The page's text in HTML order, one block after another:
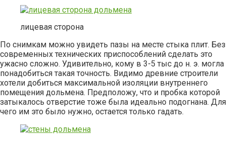
лицевая сторона
По снимкам можно увидеть пазы на месте стыка плит. Без
современных технических приспособлений сделать это
ужасно сложно. Удивительно, кому в 3-5 тыс до н. э. могла
понадобиться такая точность. Видимо древние строители
хотели добиться максимальной изоляции внутреннего
помещения дольмена. Предположу, что и пробка которой
затыкалось отверстие тоже была идеально подогнана. Для
чего им это было нужно, остается только гадать.